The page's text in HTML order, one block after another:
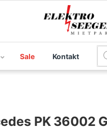
Sale Kontakt
PK 36002 G